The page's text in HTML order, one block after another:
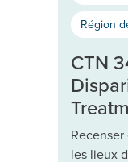
Région
CTN
les lieux